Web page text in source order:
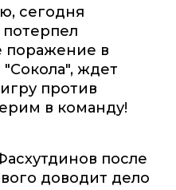
сегодня
поражение в
"Сокола", ждет
против
в команду!
после
доводит дело